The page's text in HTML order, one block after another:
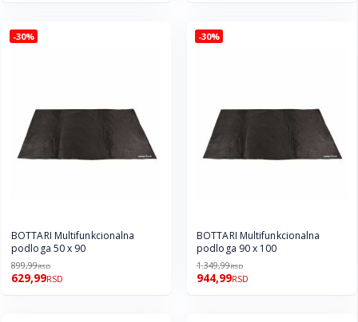
-30%
BOTTARI Multifunkcionalna
podloga 50 x 90
899,99RSD
629,99RSD
-30%
BOTTARI Multifunkcionalna
podloga 90 x 100
1.349,99RSD
944,99RSD